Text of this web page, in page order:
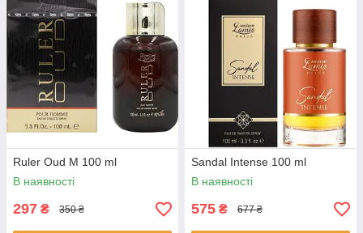
Ruler Oud M 100 ml
В наявності
297 ₴ 350 ₴
Sandal Intense 100 ml
В наявності
575 ₴ 677 ₴